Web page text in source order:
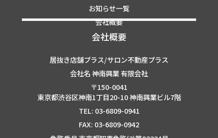
お知らせ一覧
会社概要
会社概要
居抜き店舗プラス/サロン不動産プラス
会社名 神南興業 有限会社
〒150-0041
東京都渋谷区神南1丁目20-10 神南興業ビル7階
TEL: 03-6809-0941
FAX: 03-6809-0942